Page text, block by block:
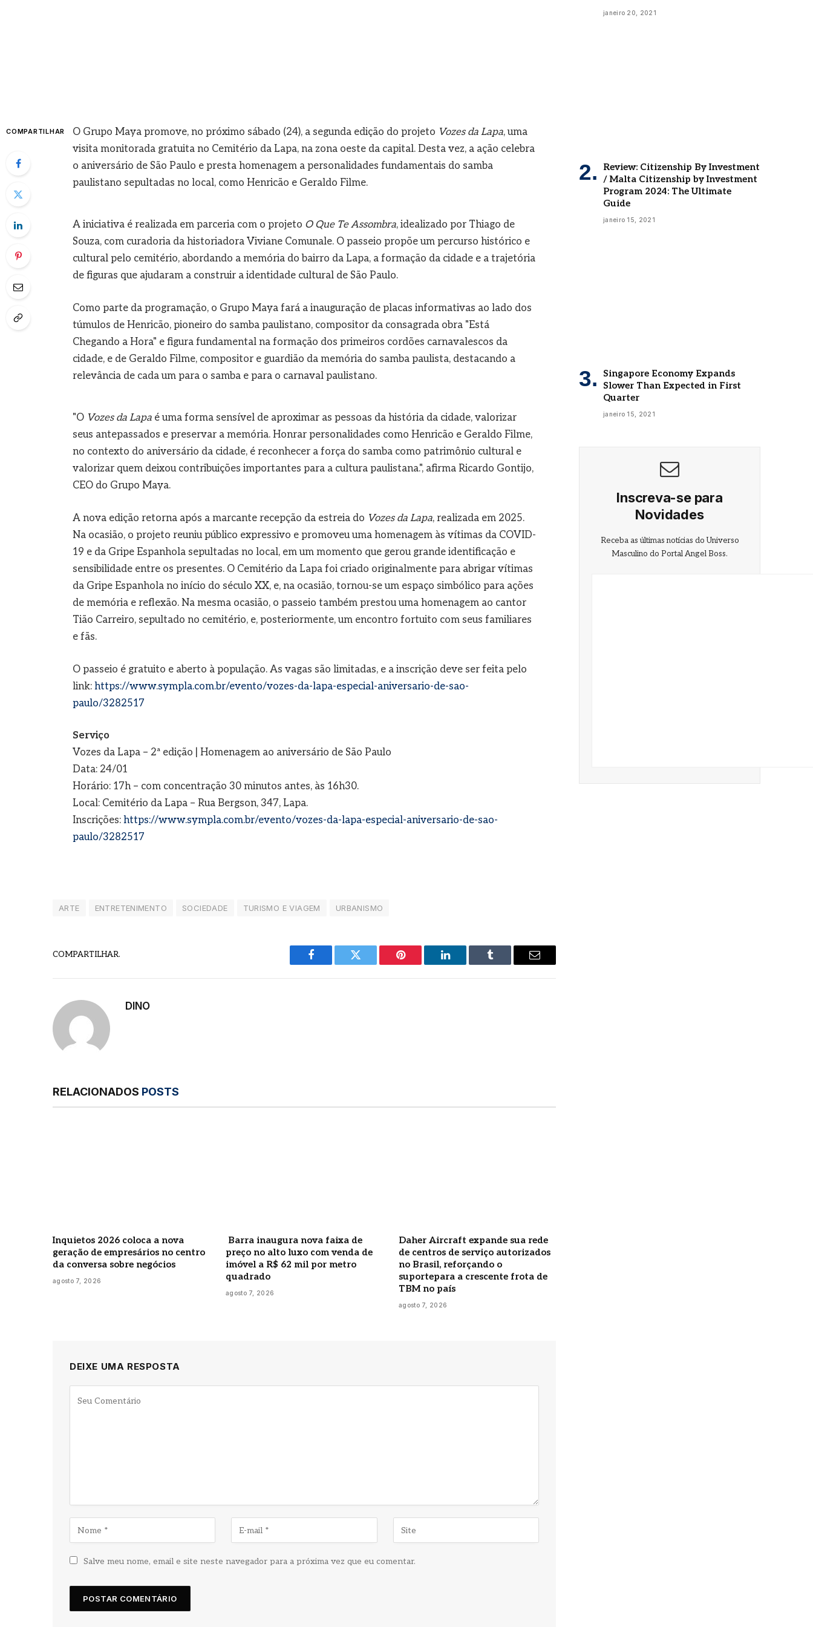
COMPARTILHAR O Grupo Maya promove, no próximo sábado (24), a segunda edição do projeto Vozes da Lapa, uma
visita monitorada gratuita no Cemitério da Lapa, na zona oeste da capital. Desta vez, a ação celebra
o aniversário de São Paulo e presta homenagem a personalidades fundamentais do samba
paulistano sepultadas no local, como Henricão e Geraldo Filme.
A iniciativa é realizada em parceria com o projeto O Que Te Assombra, idealizado por Thiago de
Souza, com curadoria da historiadora Viviane Comunale. O passeio propõe um percurso histórico e
cultural pelo cemitério, abordando a memória do bairro da Lapa, a formação da cidade e a trajetória
de figuras que ajudaram a construir a identidade cultural de São Paulo.
Como parte da programação, o Grupo Maya fará a inauguração de placas informativas ao lado dos
túmulos de Henricão, pioneiro do samba paulistano, compositor da consagrada obra "Está
Chegando a Hora" e figura fundamental na formação dos primeiros cordões carnavalescos da
cidade, e de Geraldo Filme, compositor e guardião da memória do samba paulista, destacando a
relevância de cada um para o samba e para o carnaval paulistano.
"O Vozes da Lapaé uma forma sensível de aproximar as pessoas da história da cidade, valorizar
seus antepassados e preservar a memória. Honrar personalidades como Henricão e Geraldo Filme,
no contexto do aniversário da cidade, é reconhecer a força do samba como patrimônio cultural e
valorizar quem deixou contribuições importantes para a cultura paulistana.", afirma Ricardo Gontijo,
CEO do Grupo Maya.
A nova edição retorna após a marcante recepção da estreia do Vozes da Lapa, realizada em 2025.
Na ocasião, o projeto reuniu público expressivo e promoveu uma homenagem às vítimas da COVID-
19 e da Gripe Espanhola sepultadas no local, em um momento que gerou grande identificação e
sensibilidade entre os presentes. O Cemitério da Lapa foi criado originalmente para abrigar vítimas
da Gripe Espanhola no início do século XX, e, na ocasião, tornou-se um espaço simbólico para ações
de memória e reflexão. Na mesma ocasião, o passeio também prestou uma homenagem ao cantor
Tião Carreiro, sepultado no cemitério, e, posteriormente, um encontro fortuito com seus familiares
e fãs.
O passeio é gratuito e aberto à população. As vagas são limitadas, e a inscrição deve ser feita pelo
link: https://www.sympla.com.br/evento/vozes-da-lapa-especial-aniversario-de-sao-
paulo/3282517
Serviço
Vozes da Lapa – 2ª edição | Homenagem ao aniversário de São Paulo
Data: 24/01
Horário: 17h – com concentração 30 minutos antes, às 16h30.
Local: Cemitério da Lapa – Rua Bergson, 347, Lapa.
Inscrições: https://www.sympla.com.br/evento/vozes-da-lapa-especial-aniversario-de-sao-
paulo/3282517
ARTE ENTRETENIMENTO SOCIEDADE TURISMO E VIAGEM URBANISMO
COMPARTILHAR.
Facebook Twitter Pinterest LinkedIn Tumblr
E-
DINO
RELACIONADOS POSTS
Inquietos 2026 coloca a nova
geração de empresários no centro
da conversa sobre negócios
agosto 7, 2026
Barra inaugura nova faixa de
preço no alto luxo com venda de
imóvel a R$ 62 mil por metro
quadrado
agosto 7, 2026
Daher Aircraft expande sua rede
de centros de serviço autorizados
no Brasil, reforçando o
suportepara a crescente frota de
TBM no país
agosto 7, 2026
DEIXE UMA RESPOSTA
Salve meu nome, email e site neste navegador para a próxima vez que eu comentar.
janeiro 20, 2021
Review: Citizenship By Investment
/ Malta Citizenship by Investment
Program 2024: The Ultimate
Guide
janeiro 15, 2021
Singapore Economy Expands
Slower Than Expected in First
Quarter
janeiro 15, 2021
Inscreva-se para
Novidades
Receba as últimas notícias do Universo
Masculino do Portal Angel Boss.